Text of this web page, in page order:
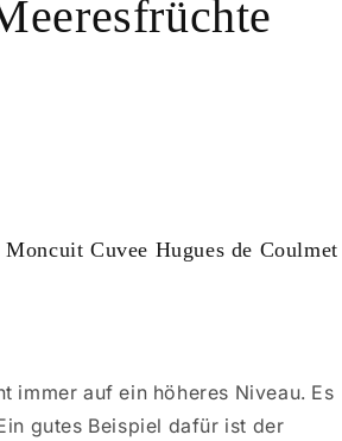
Cuvee Hugues de Coulmet
immer auf ein höheres Niveau. Es
gutes Beispiel dafür ist der